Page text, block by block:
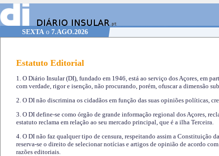
SEXTA o 7.AGO.2026
Estatuto Editorial
1. O Diário Insular (DI), fundado em 1946, está ao serviço dos Açores, em
com verdade, rigor e isenção, não procurando, porém, ofuscar a dimensão
2. O DI não discrimina os cidadãos em função das suas opiniões políticas,
3. O DI define-se como órgão de grande informação regional dos Açores,
estatuto reclama em relação ao seu mercado principal, que é a ilha Terceira.
4. O DI não faz qualquer tipo de censura, respeitando assim a Constituição
reserva-se o direito de selecionar notícias e artigos de opinião de acordo
razões editoriais.